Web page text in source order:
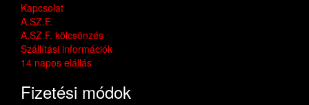
Kapcsolat
A.SZ.F.
A.SZ.F. kölcsönzés
Szállítási információk
14 napos elállás
Fizetési módok